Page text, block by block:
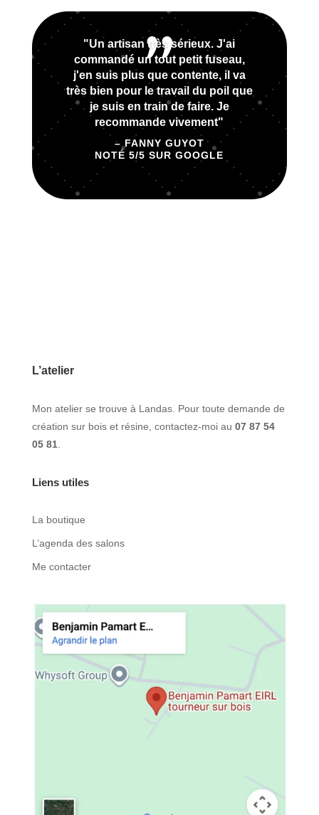
"Un artisan très sérieux. J'ai
commandé un tout petit fuseau,
j'en suis plus que contente, il va
très bien pour le travail du poil que
je suis en train de faire. Je
recommande vivement"
– FANNY GUYOT
NOTÉ 5/5 SUR GOOGLE
L’atelier
Mon atelier se trouve à Landas. Pour toute demande de
création sur bois et résine, contactez-moi au 07 87 54
05 81.
Liens utiles
La boutique
L’agenda des salons
Me contacter